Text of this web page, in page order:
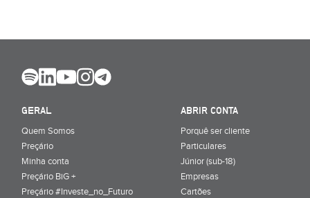
GERAL
Quem Somos
Preçário
Minha conta
Preçário BiG +
Preçário #Investe_no_Futuro
ABRIR CONTA
Porquê ser cliente
Particulares
Júnior (sub-18)
Empresas
Cartões